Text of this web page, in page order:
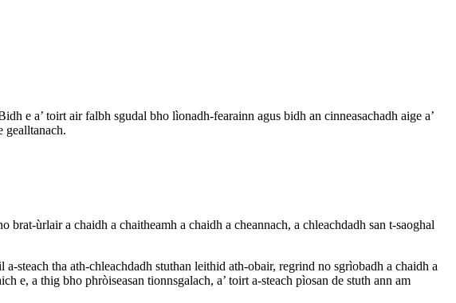
e a’ toirt air falbh sgudal bho lìonadh-fearainn agus bidh an cinneasachadh aige a’
gealltanach.
ùrlair a chaidh a chaitheamh a chaidh a cheannach, a chleachdadh san t-saoghal
steach tha ath-chleachdadh stuthan leithid ath-obair, regrind no sgrìobadh a chaidh a
e, a thig bho phròiseasan tionnsgalach, a’ toirt a-steach pìosan de stuth ann am